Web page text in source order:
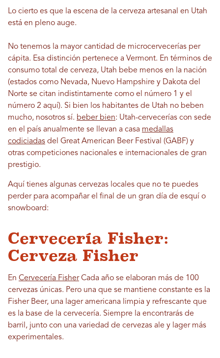
Lo cierto es que la escena de la cerveza artesanal en Utah
está en pleno auge.
No tenemos la mayor cantidad de microcervecerías per
cápita. Esa distinción pertenece a Vermont. En términos de
consumo total de cerveza, Utah bebe menos en la nación
(estados como Nevada, Nuevo Hampshire y Dakota del
Norte se citan indistintamente como el número 1 y el
número 2 aquí). Si bien los habitantes de Utah no beben
mucho, nosotros sí. beber bien: Utah-cervecerías con sede
en el país anualmente se llevan a casa medallas
codiciadas del Great American Beer Festival (GABF) y
otras competiciones nacionales e internacionales de gran
prestigio.
Aquí tienes algunas cervezas locales que no te puedes
perder para acompañar el final de un gran día de esquí o
snowboard:
Cervecería Fisher:
Cerveza Fisher
En Cervecería FisherCada año se elaboran más de 100
cervezas únicas. Pero una que se mantiene constante es la
Fisher Beer, una lager americana limpia y refrescante que
es la base de la cervecería. Siempre la encontrarás de
barril, junto con una variedad de cervezas ale y lager más
experimentales.